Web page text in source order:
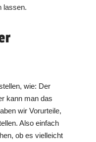
lassen.
wie: Der
kann man das
wir Vorurteile,
Also einfach
ob es vielleicht